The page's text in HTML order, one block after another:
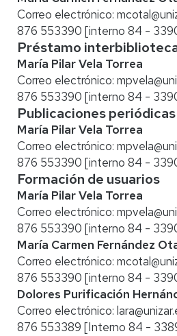
Correo electrónico:
876 553390 [interno 84 -
Préstamo
María Pilar Vela Torrea
Correo electrónico:
876 553390 [interno 84 -
Publicaciones periódicas
María Pilar Vela Torrea
Correo electrónico:
876 553390 [interno 84 -
Formación de usuarios
María Pilar Vela Torrea
Correo electrónico:
876 553390 [interno 84 -
María Carmen Fernández
Correo electrónico:
876 553390 [interno 84 -
Dolores Purificación
Correo electrónico:
876 553389 [Interno 84 -